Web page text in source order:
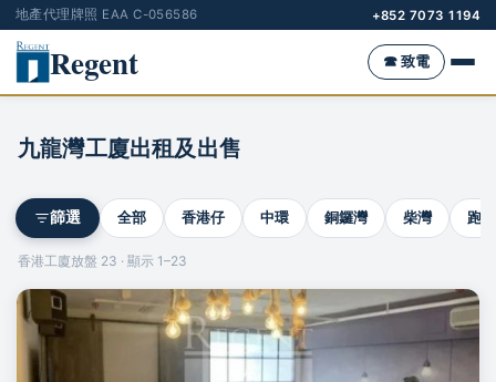
地產代理牌照 EAA C-056586 +852 7073 1194
Regent ☎ 致電
九龍灣工廈出租及出售
篩選 全部 香港仔 中環 銅鑼灣 柴灣 跑
香港工廈放盤 23 · 顯示 1–23